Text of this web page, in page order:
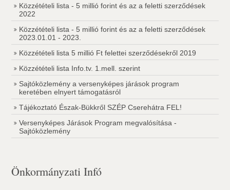
Közzétételi lista - 5 millió forint és az a feletti szerződések
2022
Közzétételi lista - 5 millió forint és az a feletti szerződések
2023.01.01 - 2023.
Közzétételi lista 5 millió Ft felettei szerződésekről 2019
Közzétételi lista Info.tv. 1.mell. szerint
Sajtóközlemény a versenyképes járások program
keretében elnyert támogatásról
Tájékoztató Észak-Bükkről SZÉP Cserehátra FEL!
Versenyképes Járások Program megvalósítása -
Sajtóközlemény
Önkormányzati Infó